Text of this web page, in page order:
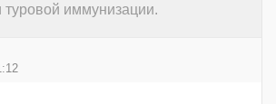
иммунизации.